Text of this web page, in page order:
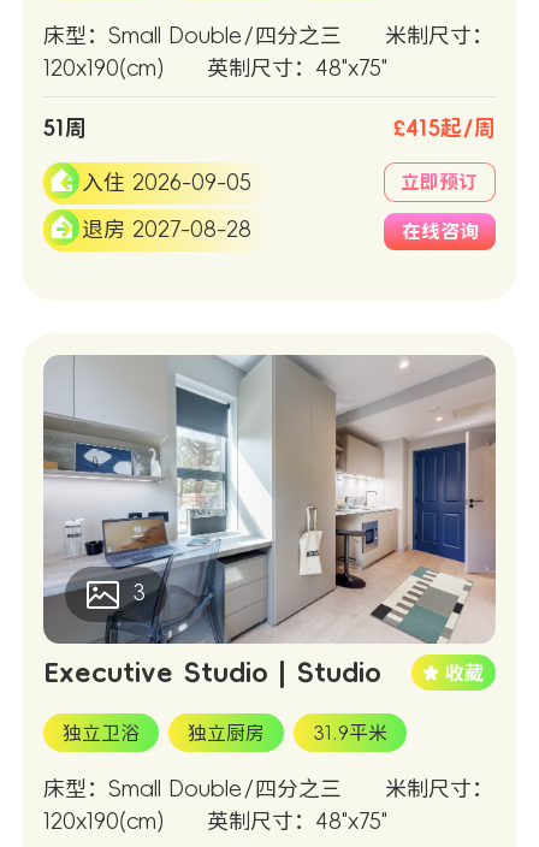
床型：Small Double/四分之三
米制尺寸：
120x190(cm)
英制尺寸：48"x75"
51周 £415起/周
入住 2026-09-05
退房 2027-08-28
立即预订
在线咨询
3
Executive Studio | Studio
独立卫浴 独立厨房 31.9平米
床型：Small Double/四分之三
米制尺寸：
120x190(cm)
英制尺寸：48"x75"